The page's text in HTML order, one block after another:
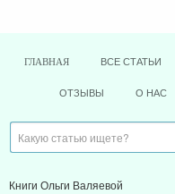
ГЛАВНАЯ ВСЕ СТАТЬИ
ОТЗЫВЫ О НАС
Книги Ольги Валяевой